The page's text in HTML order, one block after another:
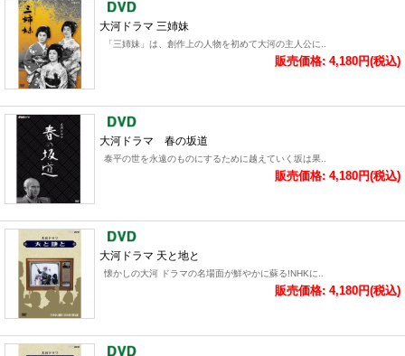
大河ドラマ 三姉妹
「三姉妹」は、創作上の人物を初めて大河の主人公に..
販売価格: 4,180円(税込)
大河ドラマ 春の坂道
泰平の世を永遠のものにするために越えていく坂は果..
販売価格: 4,180円(税込)
大河ドラマ 天と地と
懐かしの大河 ドラマの名場面が鮮やかに蘇る!NHKに..
販売価格: 4,180円(税込)